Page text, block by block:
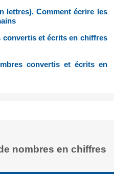
lettres). Comment écrire les
convertis et écrits en chiffres
convertis et écrits en
nombres en chiffres